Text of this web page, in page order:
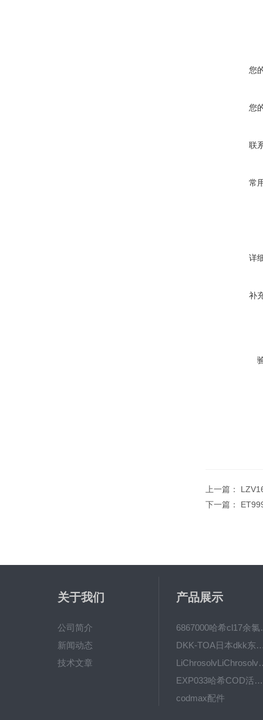
您
您
联
常
详
补
上一篇：
下一篇：
关于我们
公司简介
新闻动态
技术文章
产品展示
6867000
DKK-TOA日本dkk东亚电
EXP033哈希COD活塞泵价格 EXP033
codmax配件